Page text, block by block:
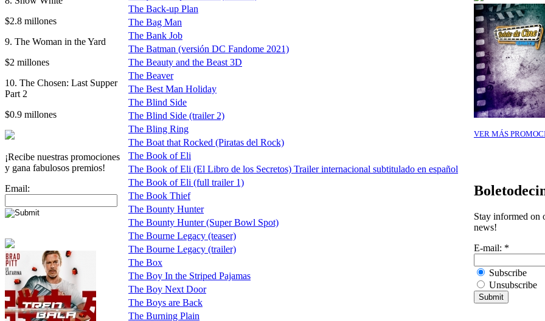
$2.8 millones
9. The Woman in the Yard
$2 millones
10. The Chosen: Last Supper
Part 2
$0.9 millones
¡Recibe nuestras promociones
y gana fabulosos premios!
Email:
The Back-up Plan
The Bag Man
The Bank Job
The Batman (versión DC Fandome 2021)
The Beauty and the Beast 3D
The Beaver
The Best Man Holiday
The Blind Side
The Blind Side (trailer 2)
The Bling Ring
The Boat that Rocked (Piratas del Rock)
The Book of Eli
The Book of Eli (El Libro de los Secretos) Trailer internacional subtitulado en español
The Book of Eli (full trailer 1)
The Book Thief
The Bounty Hunter
The Bounty Hunter (Super Bowl Spot)
The Bourne Legacy (teaser)
The Bourne Legacy (trailer)
The Box
The Boy In the Striped Pajamas
The Boy Next Door
The Boys are Back
The Burning Plain
VER MÁS
Stay informed on
news!
E-mail: *
Subscribe
Unsubscribe